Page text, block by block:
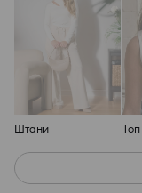
Штани Топ